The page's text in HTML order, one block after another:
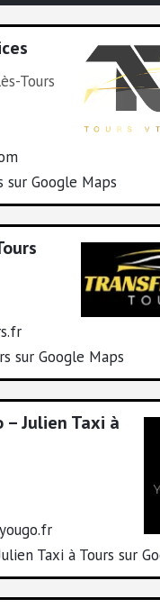
Tours
sur Google Maps
sur Google Maps
– Julien Taxi à
Taxi à Tours sur